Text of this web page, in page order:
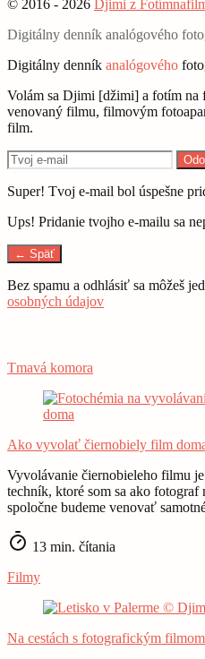
© 2016 - 2026 Djimi z
Digitálny denník analógového
Digitálny denník analógového
Volám sa Djimi [džimi] a fotím
venovaný filmu, filmovým
film.
Super! Tvoj e-mail bol úspešne
Ups! Pridanie tvojho e-mailu sa
← Späť
Bez spamu a odhlásiť sa môžeš
osobných údajov
Tmavá komora
Ako vyvolať čiernobiely film
Vyvolávanie čiernobieleho filmu
techník, ktoré som sa ako
spoločne budeme venovať
13 min. čítania
Filmy
Na cestách s fotografickým